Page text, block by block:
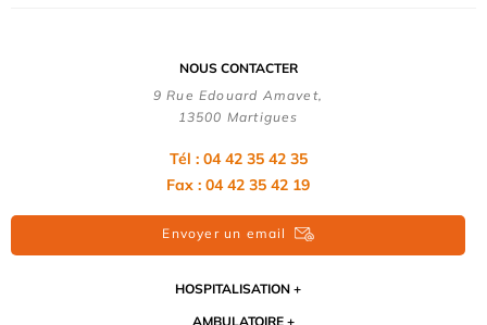
NOUS CONTACTER
9 Rue Edouard Amavet,
13500 Martigues
Tél : 04 42 35 42 35
Fax : 04 42 35 42 19
Envoyer un email
HOSPITALISATION
AMBULATOIRE